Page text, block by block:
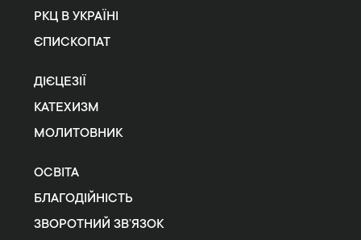
РКЦ В УКРАЇНІ
ЄПИСКОПАТ
ДІЄЦЕЗІЇ
КАТЕХИЗМ
МОЛИТОВНИК
ОСВІТА
БЛАГОДІЙНІСТЬ
ЗВОРОТНИЙ ЗВ’ЯЗОК